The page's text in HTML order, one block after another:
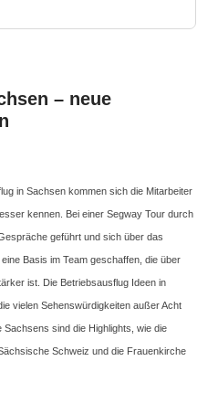
– neue
in Sachsen kommen sich die Mitarbeiter
kennen. Bei einer Segway Tour durch
geführt und sich über das
Basis im Team geschaffen, die über
ist. Die Betriebsausflug Ideen in
vielen Sehenswürdigkeiten außer Acht
sind die Highlights, wie die
Schweiz und die Frauenkirche